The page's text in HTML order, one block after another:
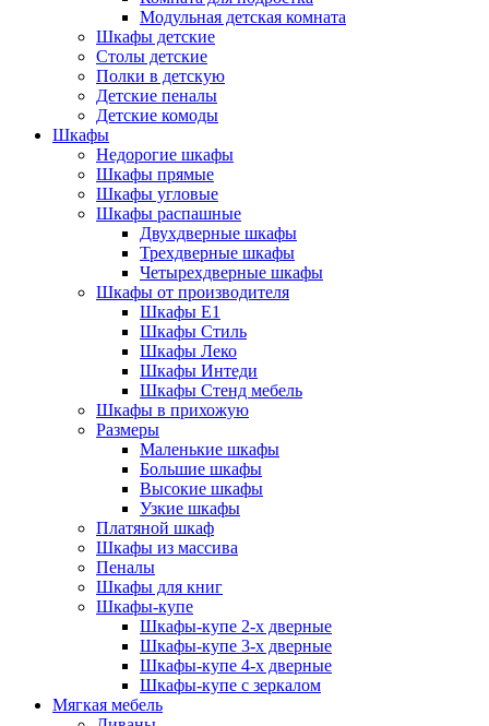
Модульная детская комната
Шкафы детские
Столы детские
Полки в детскую
Детские пеналы
Детские комоды
Шкафы
Недорогие шкафы
Шкафы прямые
Шкафы угловые
Шкафы распашные
Двухдверные шкафы
Трехдверные шкафы
Четырехдверные шкафы
Шкафы от производителя
Шкафы E1
Шкафы Стиль
Шкафы Леко
Шкафы Интеди
Шкафы Стенд мебель
Шкафы в прихожую
Размеры
Маленькие шкафы
Большие шкафы
Высокие шкафы
Узкие шкафы
Платяной шкаф
Шкафы из массива
Пеналы
Шкафы для книг
Шкафы-купе
Шкафы-купе 2-х дверные
Шкафы-купе 3-х дверные
Шкафы-купе 4-х дверные
Шкафы-купе с зеркалом
Мягкая мебель